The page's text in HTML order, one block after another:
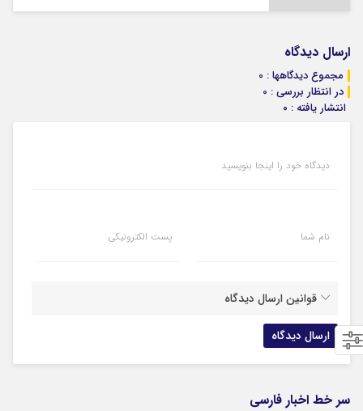
ارسال دیدگاه
مجموع دیدگاهها : 0
در انتظار بررسی : 0
انتشار یافته : ۰
دیدگاه خود را اینجا بنویسید
نام شما پست الکترونیکی
قوانین ارسال دیدگاه
سر خط اخبار فارسی